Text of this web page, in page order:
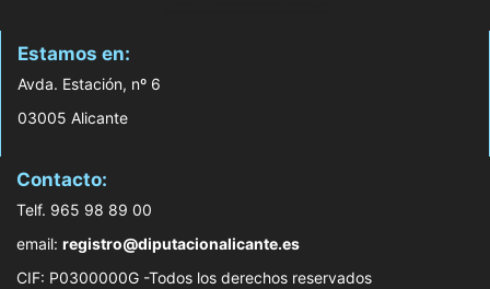
Estamos en:
Avda. Estación, nº 6
03005 Alicante
Contacto:
Telf. 965 98 89 00
email: registro@diputacionalicante.es
CIF: P0300000G -Todos los derechos reservados